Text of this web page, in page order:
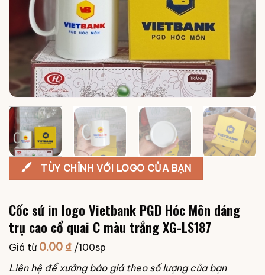
TÙY CHỈNH VỚI LOGO CỦA BẠN
Cốc sứ in logo Vietbank PGD Hóc Môn dáng
trụ cao cổ quai C màu trắng XG-LS187
Giá từ 0.00₫ /100sp
Liên hệ để xưởng báo giá theo số lượng của bạn